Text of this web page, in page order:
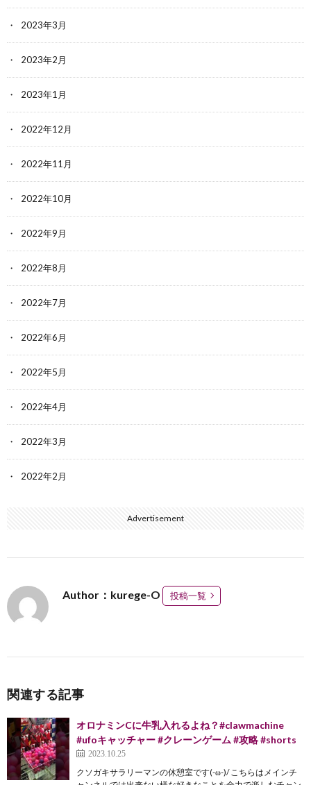
2023年3月
2023年2月
2023年1月
2022年12月
2022年11月
2022年10月
2022年9月
2022年8月
2022年7月
2022年6月
2022年5月
2022年4月
2022年3月
2022年2月
Advertisement
Author：kurege-O 投稿一覧
関連する記事
オロナミンCに牛乳入れるよね？#clawmachine
#ufoキャッチャー #クレーンゲーム #攻略 #shorts
2023.10.25
クソガキサラリーマンの休憩室です(-ω-)/ こちらはメインチ